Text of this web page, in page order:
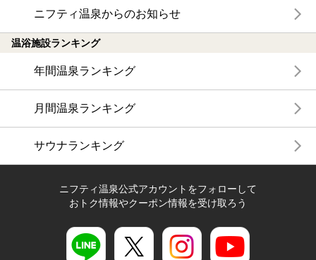
ニフティ温泉からのお知らせ
温浴施設ランキング
年間温泉ランキング
月間温泉ランキング
サウナランキング
ニフティ温泉公式アカウントをフォローして
おトク情報やクーポン情報を受け取ろう